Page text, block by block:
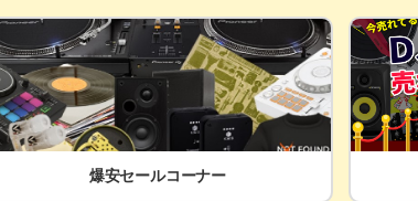
爆安セールコーナー